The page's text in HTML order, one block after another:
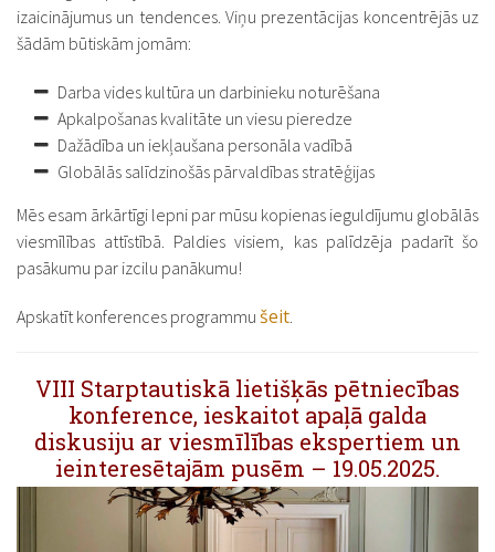
izaicinājumus un tendences. Viņu prezentācijas koncentrējās uz
šādām būtiskām jomām:
Darba vides kultūra un darbinieku noturēšana
Apkalpošanas kvalitāte un viesu pieredze
Dažādība un iekļaušana personāla vadībā
Globālās salīdzinošās pārvaldības stratēģijas
Mēs esam ārkārtīgi lepni par mūsu kopienas ieguldījumu globālās
viesmīlības attīstībā. Paldies visiem, kas palīdzēja padarīt šo
pasākumu par izcilu panākumu!
Apskatīt konferences programmu šeit.
VIII Starptautiskā lietišķās pētniecības
konference, ieskaitot apaļā galda
diskusiju ar viesmīlības ekspertiem un
ieinteresētajām pusēm – 19.05.2025.